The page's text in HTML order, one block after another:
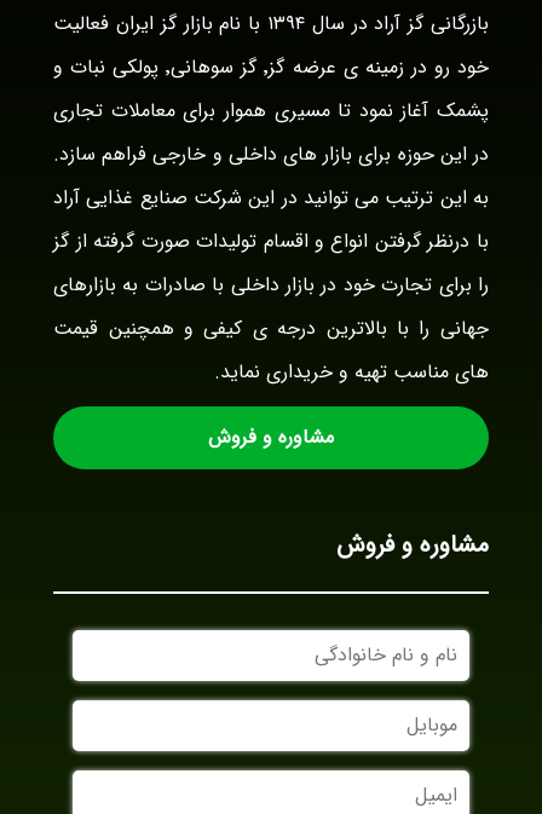
بازرگانی گز آراد در سال ۱۳۹۴ با نام بازار گز ایران فعالیت
خود رو در زمینه ی عرضه گز٬ گز سوهانی٬ پولکی نبات و
پشمک آغاز نمود تا مسیری هموار برای معاملات تجاری
در این حوزه برای بازار های داخلی و خارجی فراهم سازد.
به این ترتیب می توانید در این شرکت صنایع غذایی آراد
با درنظر گرفتن انواع و اقسام تولیدات صورت گرفته از گز
را برای تجارت خود در بازار داخلی با صادرات به بازارهای
جهانی را با بالاترین درجه ی کیفی و همچنین قیمت
های مناسب تهیه و خریداری نماید.
مشاوره و فروش
مشاوره و فروش
نام
و
نام
خانوادگی
موبایل
ایمیل